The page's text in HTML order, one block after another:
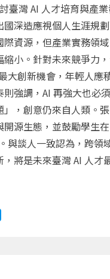
臺灣 AI 人才培育與產
國深造應視個人生涯規
際資源，但產業實務領
縮小。針對未來競爭力
大創新機會，年輕人應
強調，AI 再強大也必
」，創意仍來自人類。
源生態，並鼓勵學生
與談人一致認為，跨領
將是未來臺灣 AI 人才